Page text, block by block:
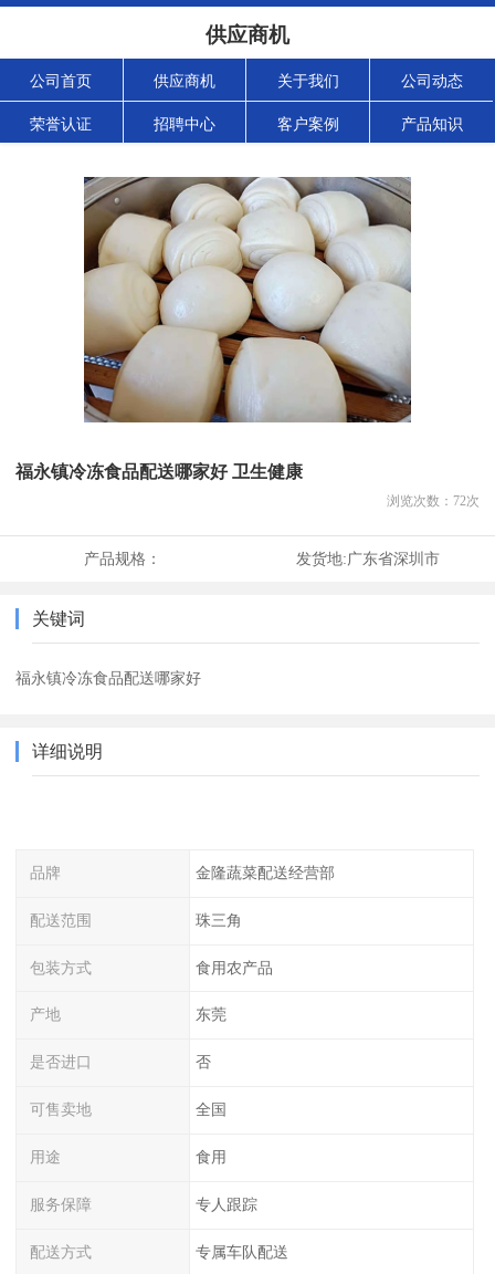
供应商机
公司首页 供应商机 关于我们 公司动态
荣誉认证 招聘中心 客户案例 产品知识
福永镇冷冻食品配送哪家好 卫生健康
浏览次数： 72次
产品规格： 发货地:广东省深圳市
关键词
福永镇冷冻食品配送哪家好
详细说明
品牌 金隆蔬菜配送经营部
配送范围 珠三角
包装方式 食用农产品
产地 东莞
是否进口 否
可售卖地 全国
用途 食用
服务保障 专人跟踪
配送方式 专属车队配送